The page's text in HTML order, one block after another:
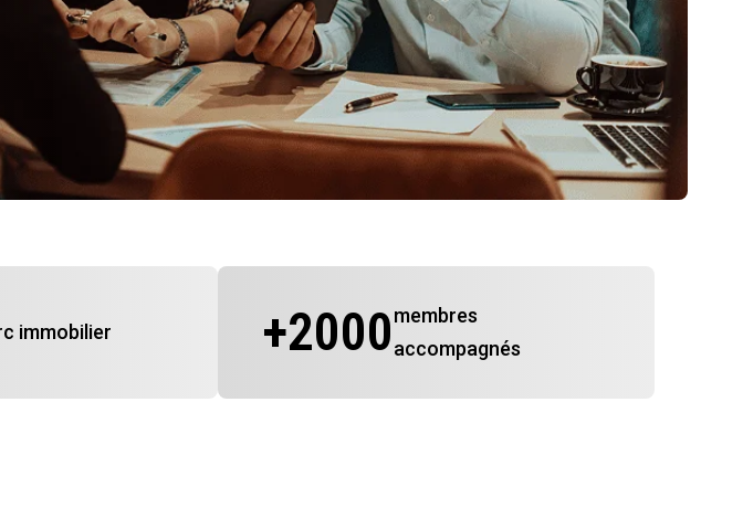
immobilier +2000membres
accompagnés